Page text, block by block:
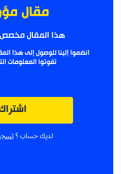
مقال
هذا المقال
انضموا إلينا للوصول إلى هذا
تفوتوا المعلومات
لديك حساب ؟